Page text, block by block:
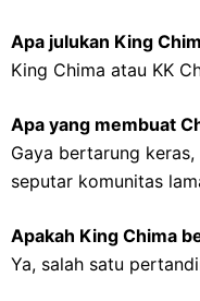
Apa julukan King
King Chima atau KK
Apa yang membuat
Gaya bertarung
seputar komunitas
Apakah King Chima
Ya, salah satu